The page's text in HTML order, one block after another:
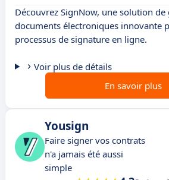
Découvrez SignNow, une solution de
documents électroniques innovante
processus de signature en ligne.
Voir plus de détails
En savoir plus
Yousign
Faire signer vos contrats
n'a jamais été aussi
simple